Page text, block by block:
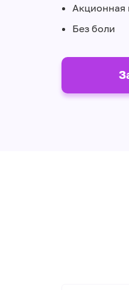
Акционная
Без боли